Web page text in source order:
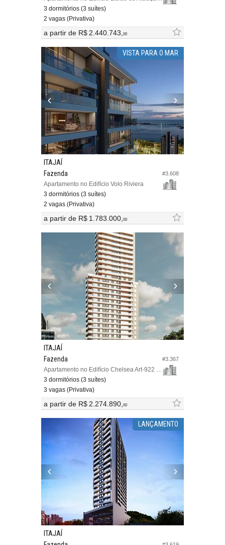
3 dormitórios (3 suítes)
2 vagas (Privativa)
a partir de R$ 2.440.743,00
VISTA PARA O MAR
#3.608
ITAJAÍ
Fazenda
Apartamento no Edifício Volo Riviera
3 dormitórios (3 suítes)
2 vagas (Privativa)
a partir de R$ 1.783.000,00
#3.367
ITAJAÍ
Fazenda
Apartamento no Edifício Chelsea Art-922 Residence
3 dormitórios (3 suítes)
3 vagas (Privativa)
a partir de R$ 2.274.890,00
LANÇAMENTO
ITAJAÍ